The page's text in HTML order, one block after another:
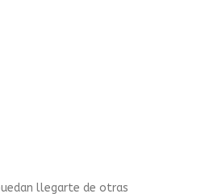
llegarte de otras